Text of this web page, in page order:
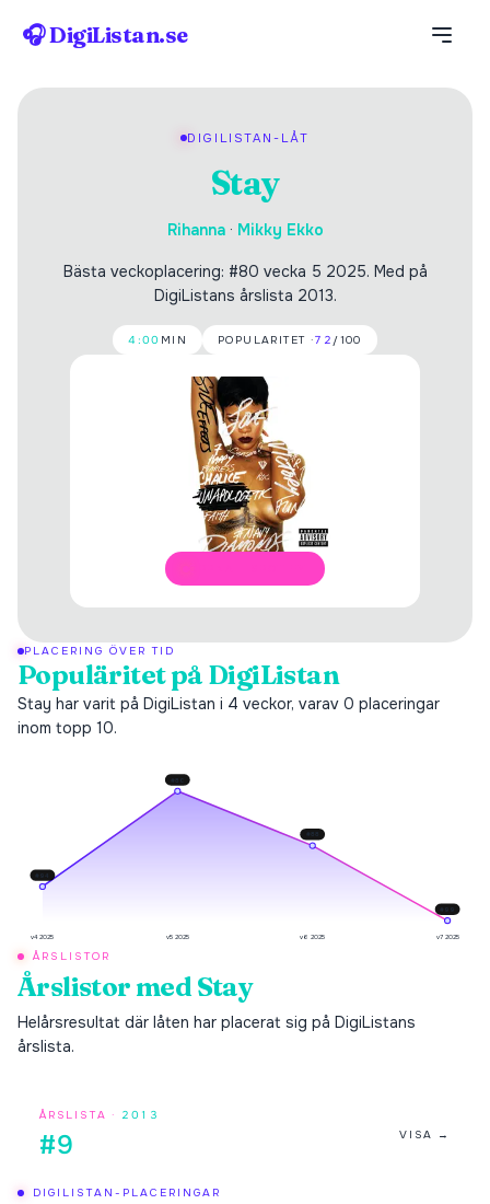
🎧 DigiListan.se
DIGILISTAN-LÅT
Stay
Rihanna· Mikky Ekko
Bästa veckoplacering: #80 vecka 5 2025. Med på
DigiListans årslista 2013.
4:00 MIN POPULARITET ·72 /100
PLACERING ÖVER TID
Populäritet på DigiListan
Stay har varit på DigiListan i 4 veckor, varav 0 placeringar
inom topp 10.
# 94
# 80
# 88
# 99
v4 2025 v5 2025 v6 2025 v7 2025
ÅRSLISTOR
Årslistor medStay
Helårsresultat där låten har placerat sig på DigiListans
årslista.
ÅRSLISTA · 2013
#9 VISA →
DIGILISTAN-PLACERINGAR